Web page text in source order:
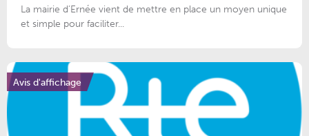
La mairie d’Ernée vient de mettre en place un moyen unique
et simple pour faciliter...
Avis d'affichage